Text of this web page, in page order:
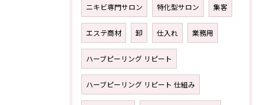
ニキビ専門サロン 特化型サロン 集客
エステ商材 卸 仕入れ 業務用
ハーブピーリング リピート
ハーブピーリング リピート 仕組み